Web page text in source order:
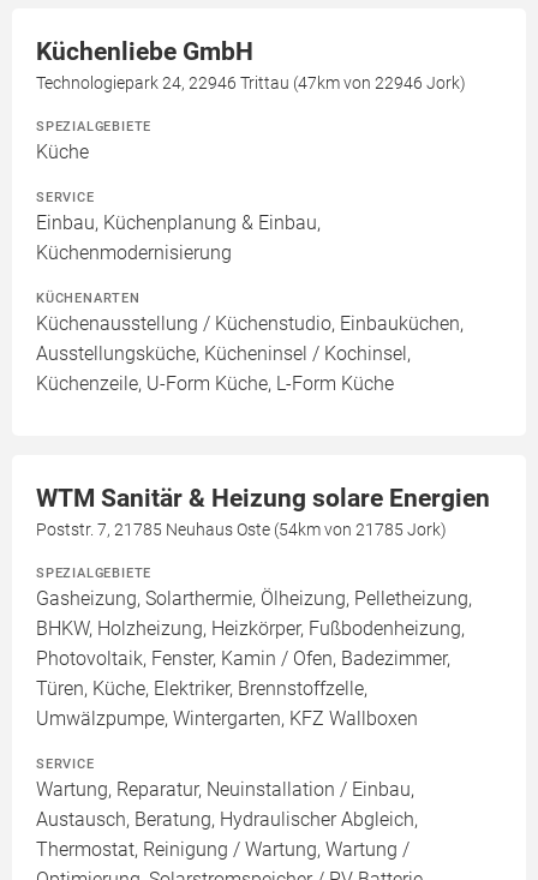
Küchenliebe GmbH
Technologiepark 24, 22946 Trittau (47km von 22946 Jork)
SPEZIALGEBIETE
Küche
SERVICE
Einbau, Küchenplanung & Einbau,
Küchenmodernisierung
KÜCHENARTEN
Küchenausstellung / Küchenstudio, Einbauküchen,
Ausstellungsküche, Kücheninsel / Kochinsel,
Küchenzeile, U-Form Küche, L-Form Küche
WTM Sanitär & Heizung solare Energien
Poststr. 7, 21785 Neuhaus Oste (54km von 21785 Jork)
SPEZIALGEBIETE
Gasheizung, Solarthermie, Ölheizung, Pelletheizung,
BHKW, Holzheizung, Heizkörper, Fußbodenheizung,
Photovoltaik, Fenster, Kamin / Ofen, Badezimmer,
Türen, Küche, Elektriker, Brennstoffzelle,
Umwälzpumpe, Wintergarten, KFZ Wallboxen
SERVICE
Wartung, Reparatur, Neuinstallation / Einbau,
Austausch, Beratung, Hydraulischer Abgleich,
Thermostat, Reinigung / Wartung, Wartung /